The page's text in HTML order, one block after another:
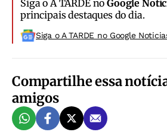
Siga o A TARDE noGoogle
principais destaques do dia.
Siga o A TARDE no Google
Compartilhe essa
amigos